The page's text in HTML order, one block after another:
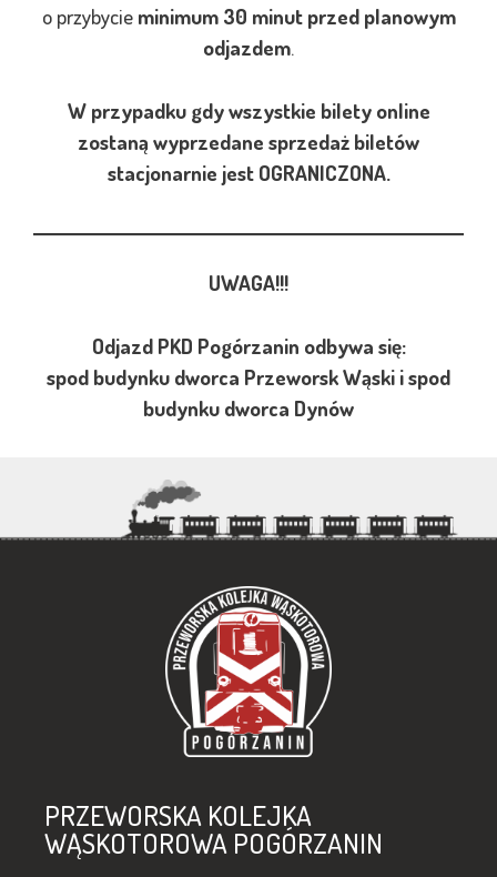
o przybycie minimum 30 minut przed planowym
odjazdem.
W przypadku gdy wszystkie bilety online
zostaną wyprzedane sprzedaż biletów
stacjonarnie jest OGRANICZONA.
UWAGA!!!
Odjazd PKD Pogórzanin odbywa się:
spod budynku dworca Przeworsk Wąski i spod
budynku dworca Dynów
PRZEWORSKA KOLEJKA
WĄSKOTOROWA POGÓRZANIN